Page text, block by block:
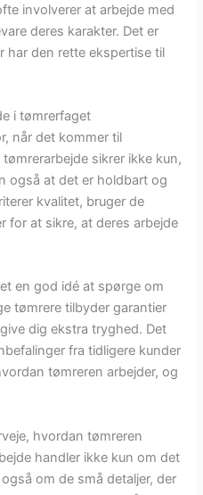
involverer at arbejde med
deres karakter. Det er
har den rette ekspertise til
i tømrerfaget
når det kommer til
sikrer ikke kun,
også at det er holdbart og
kvalitet, bruger de
for at sikre, at deres arbejde
en god idé at spørge om
tømrere tilbyder garantier
dig ekstra tryghed. Det
fra tidligere kunder
tømreren arbejder, og
hvordan tømreren
handler ikke kun om det
om de små detaljer, der